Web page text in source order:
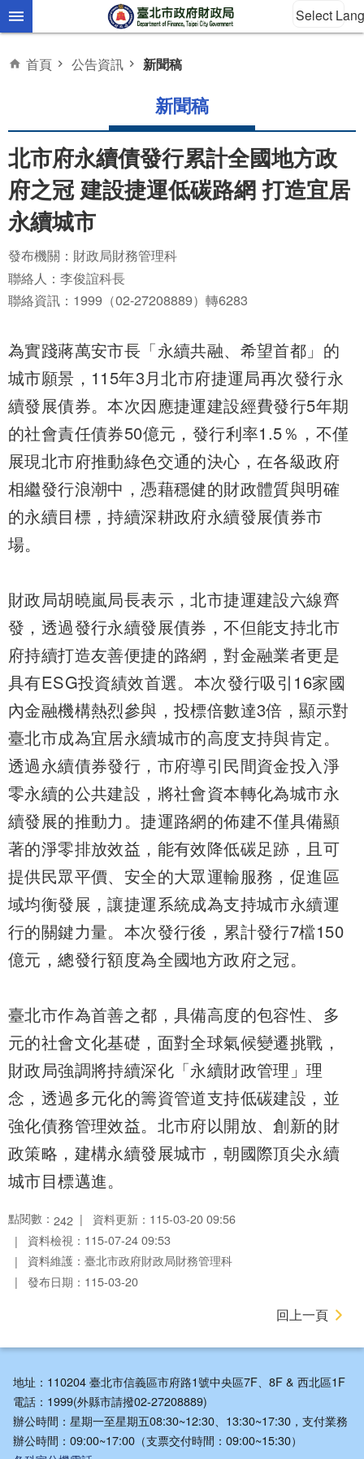
跳到主要內容區塊 Select
首頁 公告資訊 新聞稿
新聞稿
北市府永續債發行累計全國地方政
府之冠 建設捷運低碳路網 打造宜居
永續城市
發布機關：財政局財務管理科
聯絡人：李俊誼科長
聯絡資訊：1999（02-27208889）轉6283
為實踐蔣萬安市長「永續共融、希望首都」的
城市願景，115年3月北市府捷運局再次發行永
續發展債券。本次因應捷運建設經費發行5年期
的社會責任債券50億元，發行利率1.5％，不僅
展現北市府推動綠色交通的決心，在各級政府
相繼發行浪潮中，憑藉穩健的財政體質與明確
的永續目標，持續深耕政府永續發展債券市
場。
財政局胡曉嵐局長表示，北市捷運建設六線齊
發，透過發行永續發展債券，不但能支持北市
府持續打造友善便捷的路網，對金融業者更是
具有ESG投資績效首選。本次發行吸引16家國
內金融機構熱烈參與，投標倍數達3倍，顯示對
臺北市成為宜居永續城市的高度支持與肯定。
透過永續債券發行，市府導引民間資金投入淨
零永續的公共建設，將社會資本轉化為城市永
續發展的推動力。捷運路網的佈建不僅具備顯
著的淨零排放效益，能有效降低碳足跡，且可
提供民眾平價、安全的大眾運輸服務，促進區
域均衡發展，讓捷運系統成為支持城市永續運
行的關鍵力量。本次發行後，累計發行7檔150
億元，總發行額度為全國地方政府之冠。
臺北市作為首善之都，具備高度的包容性、多
元的社會文化基礎，面對全球氣候變遷挑戰，
財政局強調將持續深化「永續財政管理」理
念，透過多元化的籌資管道支持低碳建設，並
強化債務管理效益。北市府以開放、創新的財
政策略，建構永續發展城市，朝國際頂尖永續
城市目標邁進。
點閱數： 242
資料更新：115-03-20 09:56
資料檢視：115-07-24 09:53
資料維護：臺北市政府財政局財務管理科
發布日期：115-03-20
回上一頁
地址：110204 臺北市信義區市府路1號中央區7F、8F & 西北區1F
電話：1999(外縣市請撥02-27208889)
辦公時間：星期一至星期五08:30~12:30、13:30~17:30，支付業務
辦公時間：09:00~17:00（支票交付時間：09:00~15:30）